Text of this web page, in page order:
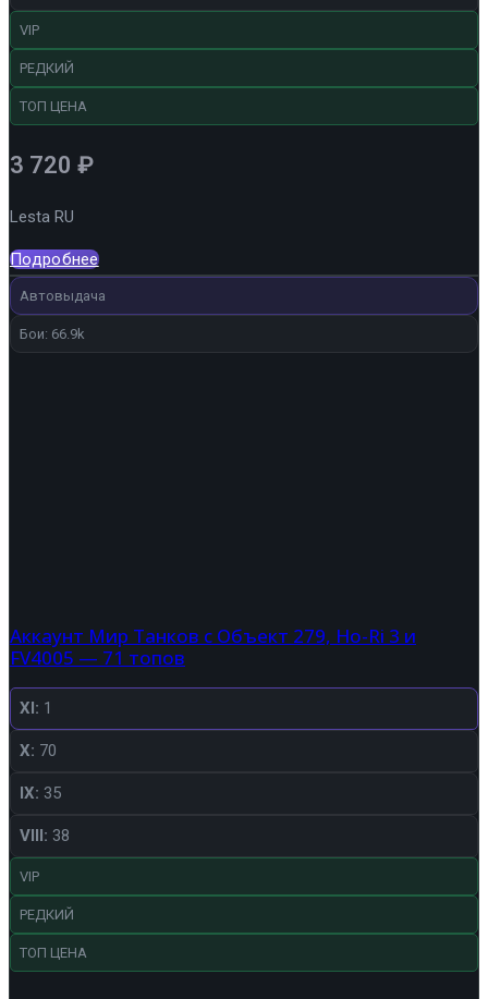
VIP
РЕДКИЙ
ТОП ЦЕНА
3 720 ₽
Lesta RU
Подробнее
Автовыдача
Бои: 66.9k
Аккаунт Мир Танков с Объект 279, Ho-Ri 3 и
FV4005 — 71 топов
XI: 1
X: 70
IX: 35
VIII: 38
VIP
РЕДКИЙ
ТОП ЦЕНА